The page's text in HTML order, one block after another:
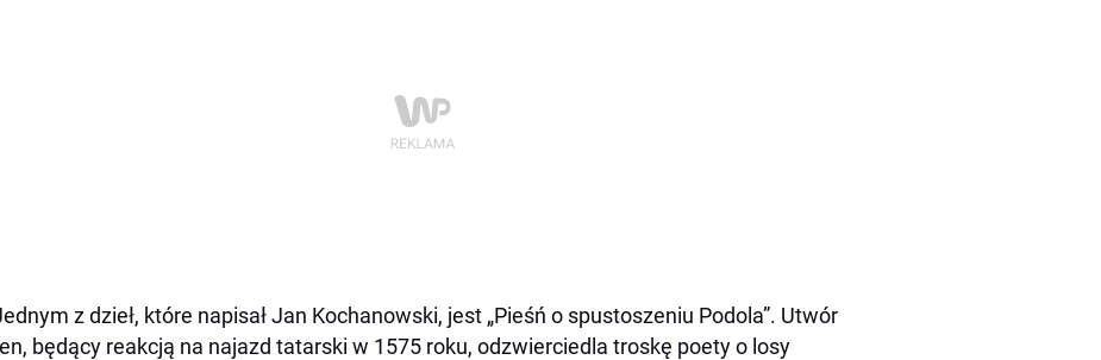
z dzieł, które napisał Jan Kochanowski, jest „Pieśń o spustoszeniu Podola”. Utwór
będący reakcją na najazd tatarski w 1575 roku, odzwierciedla troskę poety o losy